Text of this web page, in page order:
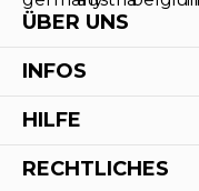
ÜBER UNS
INFOS
HILFE
RECHTLICHES